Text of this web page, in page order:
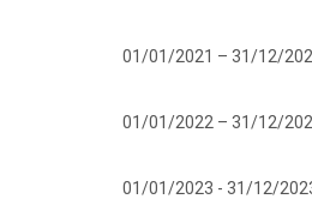
01/01/2021 – 31/12/
01/01/2022 – 31/12/
01/01/2023 - 31/12/